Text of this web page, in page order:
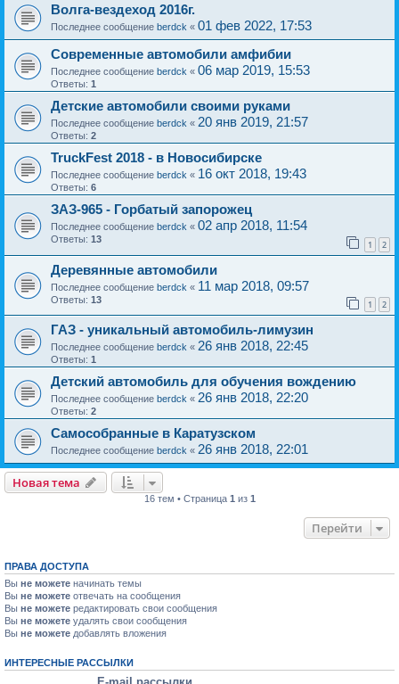
Волга-вездеход 2016г.
Последнее сообщение berdck « 01 фев 2022, 17:53
Современные автомобили амфибии
Последнее сообщение berdck « 06 мар 2019, 15:53
Ответы: 1
Детские автомобили своими руками
Последнее сообщение berdck « 20 янв 2019, 21:57
Ответы: 2
TruckFest 2018 - в Новосибирске
Последнее сообщение berdck « 16 окт 2018, 19:43
Ответы: 6
ЗАЗ-965 - Горбатый запорожец
Последнее сообщение berdck « 02 апр 2018, 11:54
Ответы: 13 1 2
Деревянные автомобили
Последнее сообщение berdck « 11 мар 2018, 09:57
Ответы: 13 1 2
ГАЗ - уникальный автомобиль-лимузин
Последнее сообщение berdck « 26 янв 2018, 22:45
Ответы: 1
Детский автомобиль для обучения вождению
Последнее сообщение berdck « 26 янв 2018, 22:20
Ответы: 2
Самособранные в Каратузском
Последнее сообщение berdck « 26 янв 2018, 22:01
Новая тема
16 тем • Страница 1 из 1
Перейти
ПРАВА ДОСТУПА
Вы не можете начинать темы
Вы не можете отвечать на сообщения
Вы не можете редактировать свои сообщения
Вы не можете удалять свои сообщения
Вы не можете добавлять вложения
ИНТЕРЕСНЫЕ РАССЫЛКИ